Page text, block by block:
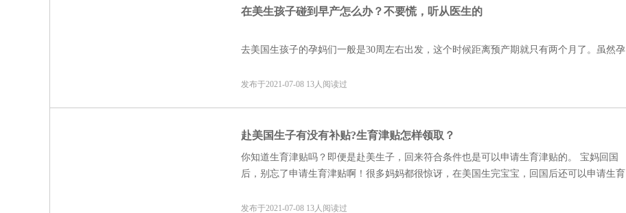
在美生孩子碰到早产怎么办？不要慌，听从医生的
去美国生孩子的孕妈们一般是30周左右出发，这个时候距离预产期就只有两个月了。虽然孕
生都是会发生的事情。
发布于2021-07-08 13人阅读过
赴美国生子有没有补贴?生育津贴怎样领取？
你知道生育津贴吗？即便是赴美生子，回来符合条件也是可以申请生育津贴的。 宝妈回国
后，别忘了申请生育津贴啊！很多妈妈都很惊讶，在美国生完宝宝，回国后还可以申请生育
发布于2021-07-08 13人阅读过